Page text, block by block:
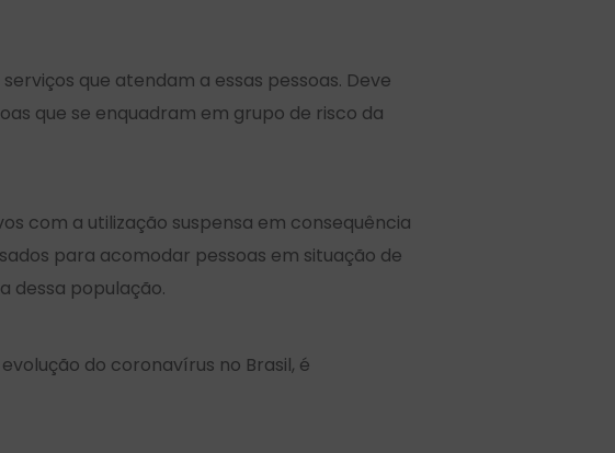
que atendam a essas pessoas. Deve
que se enquadram em grupo de risco da
com a utilização suspensa em consequência
para acomodar pessoas em situação de
dessa população.
do coronavírus no Brasil, é